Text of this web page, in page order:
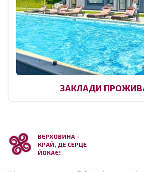
ЗАКЛАДИ
ВЕРХОВИНА -
КРАЙ, ДЕ СЕРЦЕ
ЙОКАЄ!